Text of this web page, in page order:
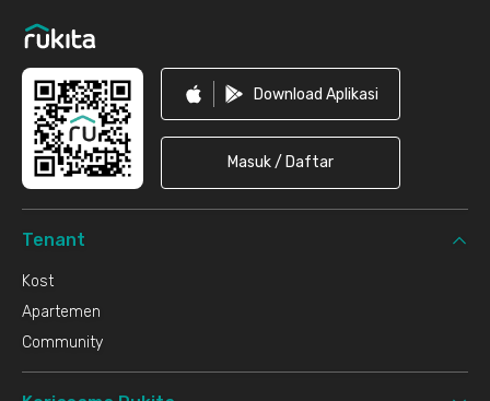
Download Aplikasi
Masuk / Daftar
Tenant
Kost
Apartemen
Community